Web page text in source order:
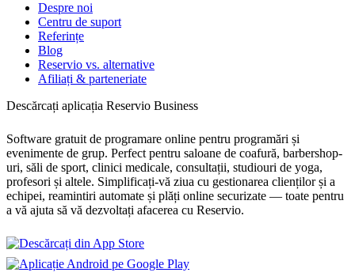
Despre noi
Centru de suport
Referințe
Blog
Reservio vs. alternative
Afiliați & parteneriate
Descărcați aplicația Reservio Business
Software gratuit de programare online pentru programări și
evenimente de grup. Perfect pentru saloane de coafură, barbershop-
uri, săli de sport, clinici medicale, consultații, studiouri de yoga,
profesori și altele. Simplificați-vă ziua cu gestionarea clienților și a
echipei, reamintiri automate și plăți online securizate — toate pentru
a vă ajuta să vă dezvoltați afacerea cu Reservio.